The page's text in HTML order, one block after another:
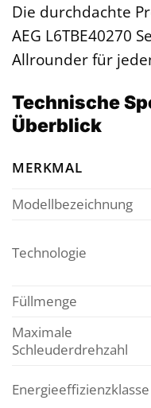
Die durchdachte
AEG L6TBE40270
Allrounder für
Technische
Überblick
MERKMAL
Modellbezeichnung
Technologie
Füllmenge
Maximale
Schleuderdrehzahl
Energieeffizienzklasse